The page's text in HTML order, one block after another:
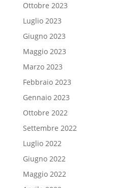
Ottobre 2023
Luglio 2023
Giugno 2023
Maggio 2023
Marzo 2023
Febbraio 2023
Gennaio 2023
Ottobre 2022
Settembre 2022
Luglio 2022
Giugno 2022
Maggio 2022